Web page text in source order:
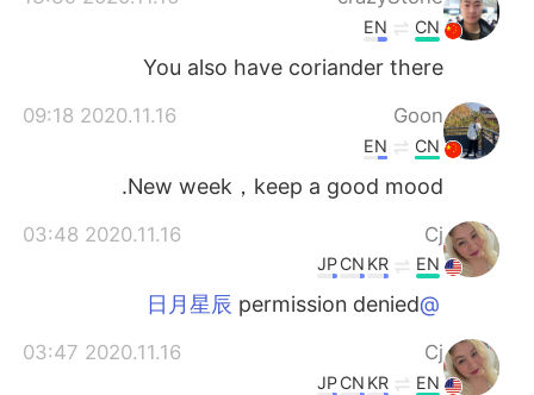
CN
EN
You also have coriander there
Goon
2020.11.16 09:18
CN
EN
New week，keep a good mood.
Cj
2020.11.16 03:48
EN
KR
CN
JP
@日月星辰
permission denied
Cj
2020.11.16 03:47
EN
KR
CN
JP